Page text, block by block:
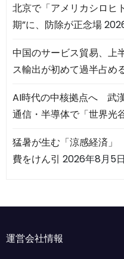
北京で「アメリカシロ
期”に、防除が正念場
中国のサービス貿易、
ス輸出が初めて過半占め
AI時代の中核拠点へ 武
通信・半導体で「世界光
猛暑が生む「涼感経済
費をけん引 2026年8月5日
運営会社情報